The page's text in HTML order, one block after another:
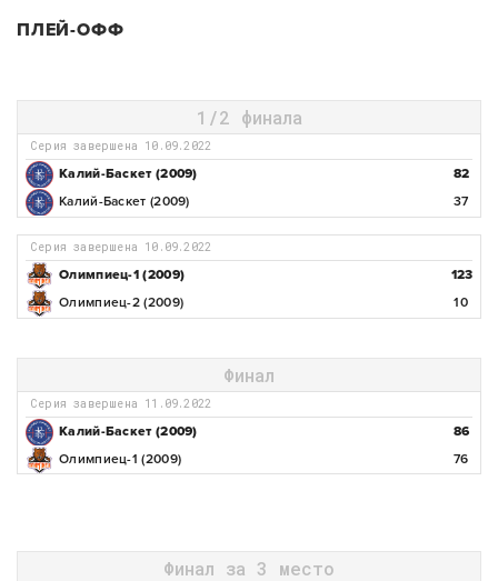
ПЛЕЙ-ОФФ
1/2 финала
Серия завершена 10.09.2022
Калий-Баскет (2009)
82
Калий-Баскет (2009)
37
Серия завершена 10.09.2022
Олимпиец-1 (2009)
123
Олимпиец-2 (2009)
10
Финал
Серия завершена 11.09.2022
Калий-Баскет (2009)
86
Олимпиец-1 (2009)
76
Финал за 3 место